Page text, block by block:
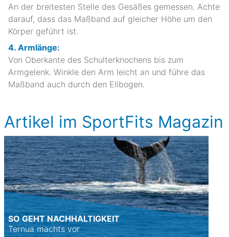
An der breitesten Stelle des Gesäßes gemessen. Achte
darauf, dass das Maßband auf gleicher Höhe um den
Körper geführt ist.
4. Armlänge:
Von Oberkante des Schulterknochens bis zum
Armgelenk. Winkle den Arm leicht an und führe das
Maßband auch durch den Ellbogen.
Artikel im SportFits Magazin
SO GEHT NACHHALTIGKEIT
Ternua machts vor